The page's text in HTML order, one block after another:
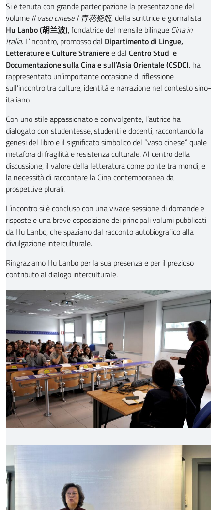
Si è tenuta con grande partecipazione la presentazione del
volume Il vaso cinese | 青花瓷瓶, della scrittrice e giornalista
Hu Lanbo (胡兰波), fondatrice del mensile bilingue Cina in
Italia. L’incontro, promosso dal Dipartimento di Lingue,
Letterature e Culture Stranieree dal Centro Studi e
Documentazione sulla Cina e sull’Asia Orientale (CSDC), ha
rappresentato un’importante occasione di riflessione
sull’incontro tra culture, identità e narrazione nel contesto sino-
italiano.
Con uno stile appassionato e coinvolgente, l’autrice ha
dialogato con studentesse, studenti e docenti, raccontando la
genesi del libro e il significato simbolico del “vaso cinese” quale
metafora di fragilità e resistenza culturale. Al centro della
discussione, il valore della letteratura come ponte tra mondi, e
la necessità di raccontare la Cina contemporanea da
prospettive plurali.
L’incontro si è concluso con una vivace sessione di domande e
risposte e una breve esposizione dei principali volumi pubblicati
da Hu Lanbo, che spaziano dal racconto autobiografico alla
divulgazione interculturale.
Ringraziamo Hu Lanbo per la sua presenza e per il prezioso
contributo al dialogo interculturale.